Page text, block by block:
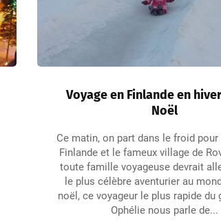
Voyage en Finlande en
Noël
Ce matin, on part dans le froid
Finlande et le fameux village de
toute famille voyageuse devrait
le plus célèbre aventurier au
noël, ce voyageur le plus rapide du
Ophélie nous parle de...